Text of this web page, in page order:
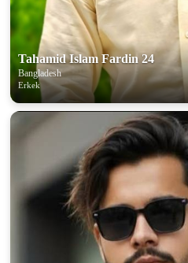
Tahamid Islam Fardin 24
Bangladesh
Erkek